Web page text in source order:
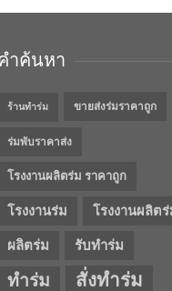
ำค้นหา
ร้านทำร่ม ขายส่งร่มราคาถูก
ร่มพับราคาส่ง
โรงงานผลิตร่ม ราคาถูก
โรงงานร่ม โรงงานผลิตร่
ผลิตร่ม รับทำร่ม
ทำร่ม
สั่งทำร่ม